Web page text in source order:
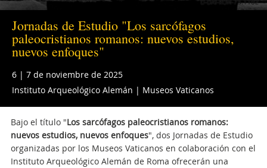
Jornadas de Estudio "Los sarcófagos
paleocristianos romanos: nuevos estudios,
nuevos enfoques"
6 | 7 de noviembre de 2025
Instituto Arqueológico Alemán | Museos Vaticanos
Bajo el título "Los sarcófagos paleocristianos romanos:
nuevos estudios, nuevos enfoques", dos Jornadas de Estudio
organizadas por los Museos Vaticanos en colaboración con el
Instituto Arqueológico Alemán de Roma ofrecerán una